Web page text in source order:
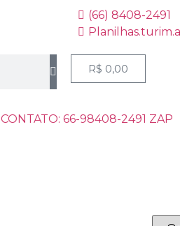
(66) 8408-2491
R$ 0,00
CONTATO: 66-98408-2491 ZAP